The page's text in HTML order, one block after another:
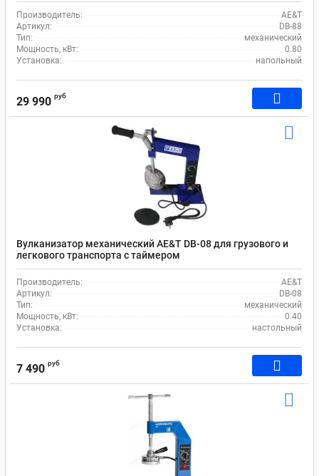
Производитель:
AE&T
Артикул:
DB-88
Тип:
механический
Мощность, кВт:
0.80
Установка:
напольный
29 990 руб
Вулканизатор механический AE&T DB-08 для грузового и
легкового транспорта с таймером
Производитель:
AE&T
Артикул:
DB-08
Тип:
механический
Мощность, кВт:
0.40
Установка:
настольный
7 490 руб